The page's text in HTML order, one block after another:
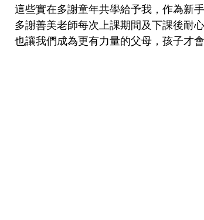
這些實在多謝童年共學給予我，作為新
多謝善美老師每次上課期間及下課後耐
也讓我們成為更有力量的父母，孩子才